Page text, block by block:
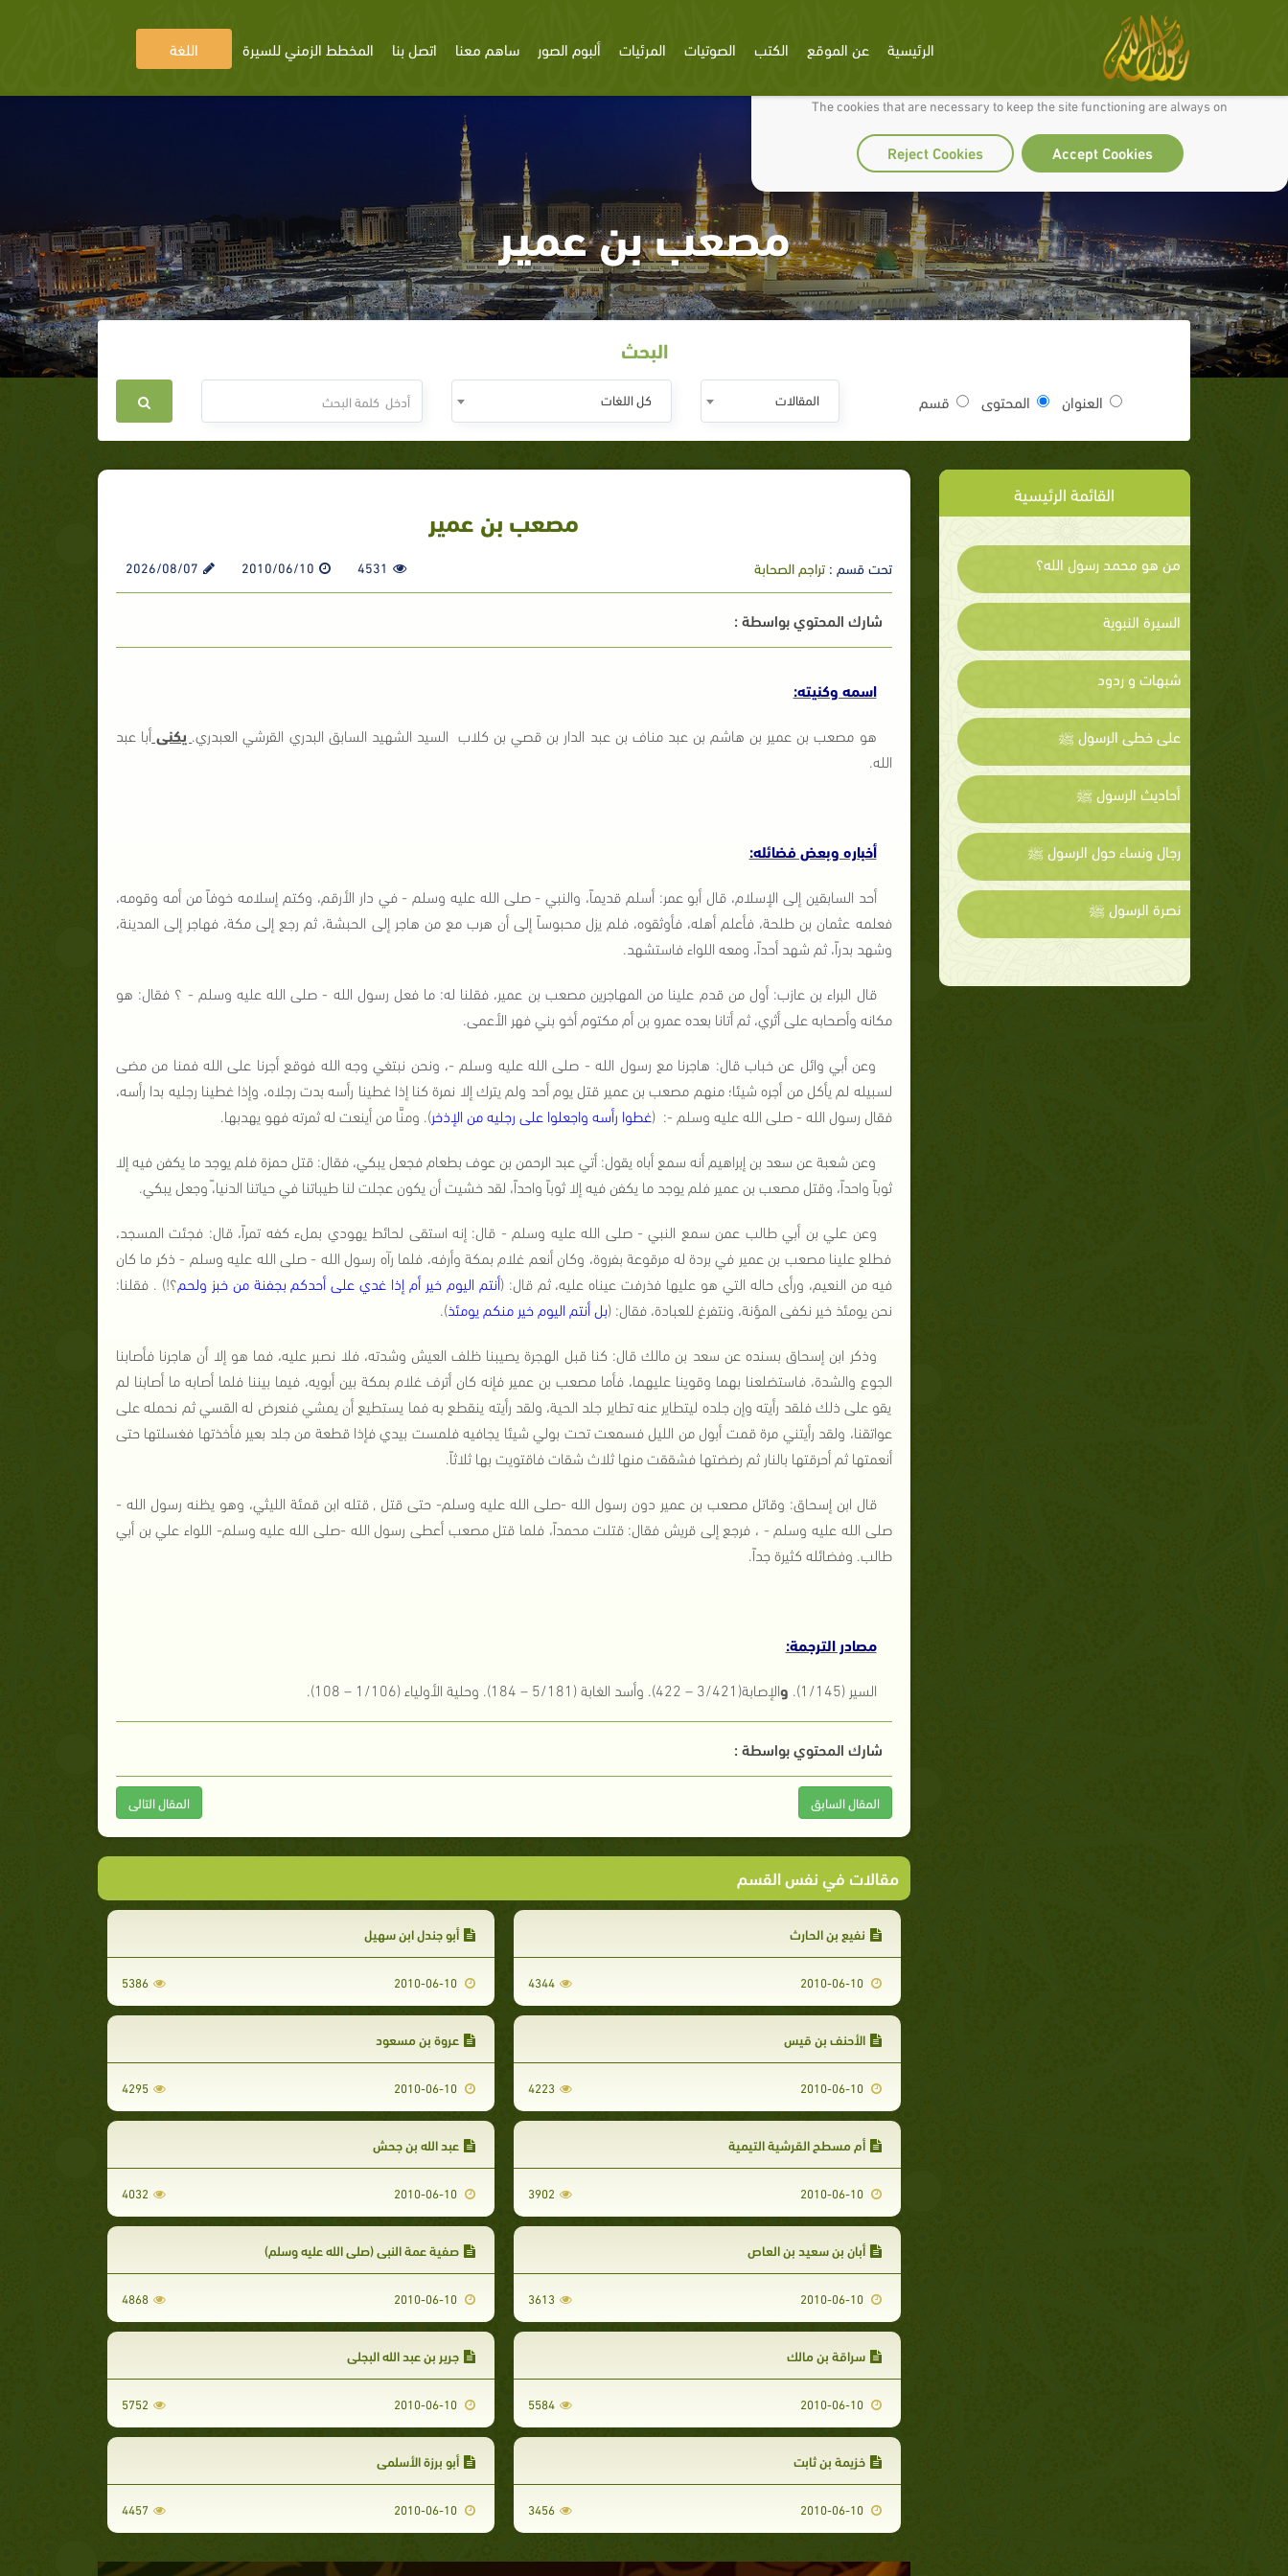
We use cookies to make our site work well for you and so we can continually improve it.
The cookies that are necessary to keep the site functioning are always on
Accept Cookies
Reject Cookies
الرئيسية عن الموقع الكتب الصوتيات المرئيات ألبوم الصور ساهم معنا اتصل بنا المخطط الزمني للسيرة اللغة
مصعب بن عمير
البحث
العنوان المحتوى قسم المقالات كل اللغات
القائمة الرئيسية
من هو محمد رسول الله؟
السيرة النبوية
شبهات و ردود
على خطى الرسول ﷺ
أحاديث الرسول ﷺ
رجال ونساء حول الرسول ﷺ
نصرة الرسول ﷺ
مصعب بن عمير
تحت قسم :تراجم الصحابة 4531
2010/06/10
2026/08/07
شارك المحتوي بواسطة :
اسمه وكنيته:
هو مصعب بن عمير بن هاشم بن عبد مناف بن عبد الدار بن قصي بن كلاب السيد الشهيد السابق البدري القرشي العبدري. يكنى أبا عبد
الله.
أخباره وبعض فضائله:
أحد السابقين إلى الإسلام، قال أبو عمر: أسلم قديماً، والنبي - صلى الله عليه وسلم - في دار الأرقم، وكتم إسلامه خوفاً من أمه وقومه،
فعلمه عثمان بن طلحة، فأعلم أهله، فأوثقوه، فلم يزل محبوساً إلى أن هرب مع من هاجر إلى الحبشة، ثم رجع إلى مكة، فهاجر إلى المدينة،
وشهد بدراً، ثم شهد أحداً، ومعه اللواء فاستشهد.
قال البراء بن عازب: أول من قدم علينا من المهاجرين مصعب بن عمير، فقلنا له: ما فعل رسول الله - صلى الله عليه وسلم - ؟ فقال: هو
مكانه وأصحابه على أثري، ثم أتانا بعده عمرو بن أم مكتوم أخو بني فهر الأعمى.
وعن أبي وائل عن خباب قال: هاجرنا مع رسول الله - صلى الله عليه وسلم -، ونحن نبتغي وجه الله فوقع أجرنا على الله فمنا من مضى
لسبيله لم يأكل من أجره شيئا؛ منهم مصعب بن عمير قتل يوم أحد ولم يترك إلا نمرة كنا إذا غطينا رأسه بدت رجلاه، وإذا غطينا رجليه بدا رأسه،
فقال رسول الله - صلى الله عليه وسلم -: (غطوا رأسه واجعلوا على رجليه من الإذخر). ومنَّا من أينعت له ثمرته فهو يهدبها.
وعن شعبة عن سعد بن إبراهيم أنه سمع أباه يقول: أتي عبد الرحمن بن عوف بطعام فجعل يبكي، فقال: قتل حمزة فلم يوجد ما يكفن فيه إلا
ثوباً واحداً، وقتل مصعب بن عمير فلم يوجد ما يكفن فيه إلا ثوباً واحداً، لقد خشيت أن يكون عجلت لنا طيباتنا في حياتنا الدنيا،ً وجعل يبكي.
وعن علي بن أبي طالب عمن سمع النبي - صلى الله عليه وسلم - قال: إنه استقى لحائط يهودي بملء كفه تمراً، قال: فجئت المسجد،
فطلع علينا مصعب بن عمير في بردة له مرقوعة بفروة، وكان أنعم غلام بمكة وأرفه، فلما رآه رسول الله - صلى الله عليه وسلم - ذكر ما كان
فيه من النعيم، ورأى حاله التي هو عليها فذرفت عيناه عليه، ثم قال: (أنتم اليوم خير أم إذا غدي على أحدكم بجفنة من خبز ولحم؟!) . فقلنا:
نحن يومئذ خير نكفى المؤنة، ونتفرغ للعبادة، فقال: (بل أنتم اليوم خير منكم يومئذ).
وذكر ابن إسحاق بسنده عن سعد بن مالك قال: كنا قبل الهجرة يصيبنا ظلف العيش وشدته، فلا نصبر عليه، فما هو إلا أن هاجرنا فأصابنا
الجوع والشدة، فاستضلعنا بهما وقوينا عليهما، فأما مصعب بن عمير فإنه كان أترف غلام بمكة بين أبويه، فيما بيننا فلما أصابه ما أصابنا لم
يقو على ذلك فلقد رأيته وإن جلده ليتطاير عنه تطاير جلد الحية، ولقد رأيته ينقطع به فما يستطيع أن يمشي فنعرض له القسي ثم نحمله على
عواتقنا، ولقد رأيتني مرة قمت أبول من الليل فسمعت تحت بولي شيئا يجافيه فلمست بيدي فإذا قطعة من جلد بعير فأخذتها فغسلتها حتى
أنعمتها ثم أحرقتها بالنار ثم رضضتها فشققت منها ثلاث شقات فاقتويت بها ثلاثاً.
قال ابن إسحاق: وقاتل مصعب بن عمير دون رسول الله -صلى الله عليه وسلم- حتى قتل , قتله ابن قمئة الليثي، وهو يظنه رسول الله -
صلى الله عليه وسلم - ، فرجع إلى قريش فقال: قتلت محمداً، فلما قتل مصعب أعطى رسول الله -صلى الله عليه وسلم- اللواء علي بن أبي
طالب. وفضائله كثيرة جداً.
مصادر الترجمة:
السير (1/145). والإصابة(3/421 – 422). وأسد الغابة (5/181 – 184). وحلية الأولياء (1/106 – 108).
شارك المحتوي بواسطة :
المقال السابق المقال التالى
مقالات في نفس القسم
نفيع بن الحارث
2010-06-10
4344
أبو جندل ابن سهيل
2010-06-10
5386
الأحنف بن قيس
2010-06-10
4223
عروة بن مسعود
2010-06-10
4295
أم مسطح القرشية التيمية
2010-06-10
3902
عبد الله بن جحش
2010-06-10
4032
أبان بن سعيد بن العاص
2010-06-10
3613
صفية عمة النبي (صلى الله عليه وسلم)
2010-06-10
4868
سراقة بن مالك
2010-06-10
5584
جرير بن عبد الله البجلي
2010-06-10
5752
خزيمة بن ثابت
2010-06-10
3456
أبو برزة الأسلمي
2010-06-10
4457